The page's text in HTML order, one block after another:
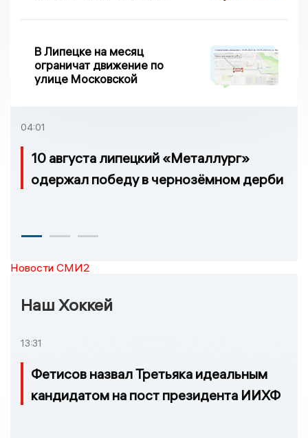
Липецке в 2026 году
В Липецке на месяц
ограничат движение по
улице Московской
04:01
10 августа липецкий «Металлург»
одержал победу в чернозёмном дерби
Новости СМИ2
Наш Хоккей
13:31
Фетисов назвал Третьяка идеальным
кандидатом на пост президента ИИХФ